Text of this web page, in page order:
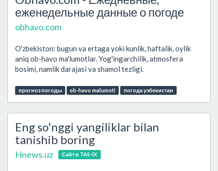
еженедельные данные о погоде
obhavo.com
O'zbekiston: bugun va ertaga yoki kunlik, haftalik, oylik
aniq ob-havo ma'lumotlar. Yog'ingarchilik, atmosfera
bosimi, namlik darajasi va shamol tezligi.
прогноз погоды ob-havo malumoti погода узбекистан
Eng so'nggi yangiliklar bilan
tanishib boring
Hnews.uz Сайт в TAS-IX